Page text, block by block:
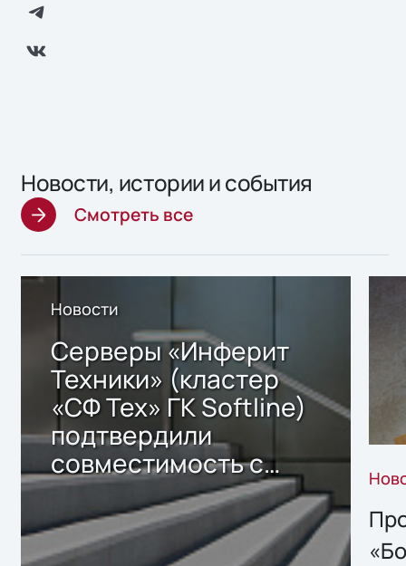
Новости, истории и события
Смотреть все
Новости
Серверы «Инферит
Техники» (кластер
«СФ Тех» ГК Softline)
подтвердили
совместимость с
решением Sharx
Storage 2.x для
хранения данных